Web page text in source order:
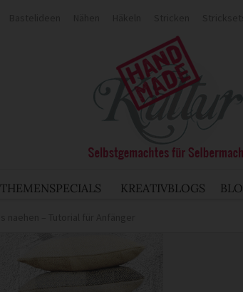
THEMENSPECIALS KREATIVBLOGS